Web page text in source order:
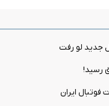
جدید لو رفت
رسید!
فوتبال ایران